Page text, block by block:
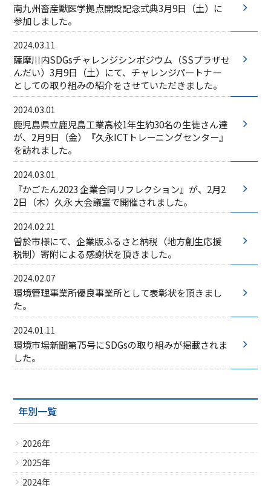
南九州畜産獣医学拠点開設記念式典3月9日（土）に
参加しました。
2024.03.11
薩摩川内SDGsチャレンジシンポジウム（SSプラザせ
んだい）3月9日（土）にて、チャレンジパートナー
としての取り組みの紹介をさせていただきました。
2024.03.01
鹿児島県立鹿児島工業高校1年生約30名の生徒さん達
が、2月9日（金）『久永ICTトレーニングセンター』
を訪れました。​
2024.03.01
『かごたん2023 企業合同リフレクション』が、2月2
2日（木）久永 大会議室で開催されました。
2024.02.21
曽於市様にて、企業版ふるさと納税（地方創生応援
税制）寄附による感謝状を頂きました。
2024.02.07
環境管理事業所優良事業所として表彰状を頂きまし
た。
2024.01.11
環境市場新聞第75号にSDGsの取り組みが掲載されま
した。
年別一覧
2026年
2025年
2024年